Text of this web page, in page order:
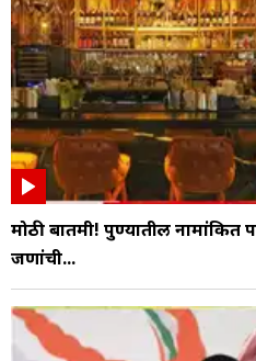
मोठी बातमी! पुण्यातील नामांकित
जणांची...